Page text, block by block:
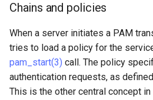
Chains and policies
When a server initiates a PAM
tries to load a policy for the
pam_start(3) call. The policy
authentication requests, as
This is the other central concept